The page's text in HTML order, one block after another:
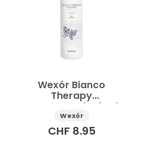
Wexór Bianco
Therapy
Enzymwaschmittel
750 ml
Wexór
CHF 8.95